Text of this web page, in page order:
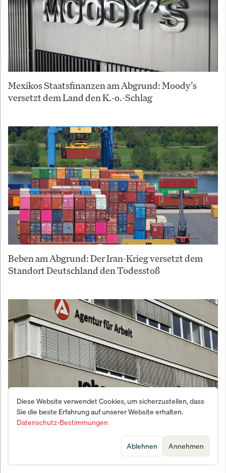
Mexikos Staatsfinanzen am Abgrund: Moody’s
versetzt dem Land den K.-o.-Schlag
Beben am Abgrund: Der Iran-Krieg versetzt dem
Standort Deutschland den Todesstoß
halbe Million Jobs verschwunden – Industrie am
Diese Website verwendet Cookies, um sicherzustellen, dass
Sie die beste Erfahrung auf unserer Website erhalten.
Datenschutz-Bestimmungen
Annehmen
Ablehnen